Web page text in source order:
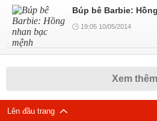
Búp bê Barbie:
19:05 10/05/2014
Xem thêm
Lên đầu trang